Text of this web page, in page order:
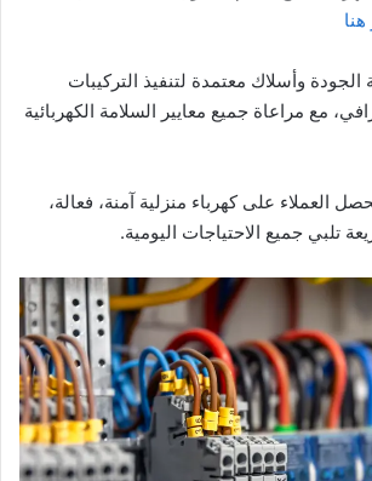
هنا
وأسلاك معتمدة لتنفيذ التركيبات
مع مراعاة جميع معايير السلامة الكهربائية
العملاء على كهرباء منزلية آمنة، فعالة،
تلبي جميع الاحتياجات اليومية.